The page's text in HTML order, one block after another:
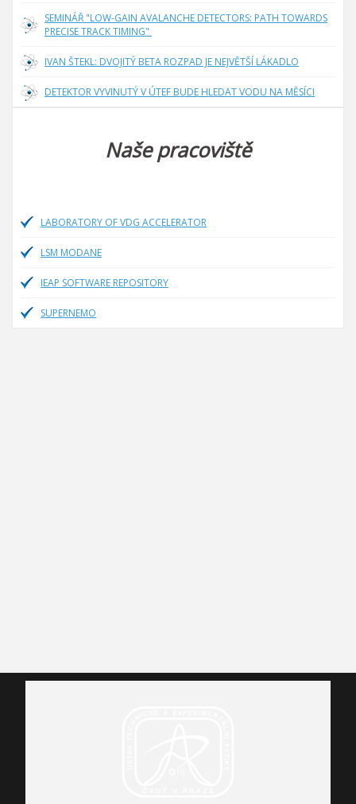
SEMINÁŘ "LOW-GAIN AVALANCHE DETECTORS: PATH TOWARDS
PRECISE TRACK TIMING"
IVAN ŠTEKL: DVOJITÝ BETA ROZPAD JE NEJVĚTŠÍ LÁKADLO
DETEKTOR VYVINUTÝ V ÚTEF BUDE HLEDAT VODU NA MĚSÍCI
Naše pracoviště
LABORATORY OF VDG ACCELERATOR
LSM MODANE
IEAP SOFTWARE REPOSITORY
SUPERNEMO